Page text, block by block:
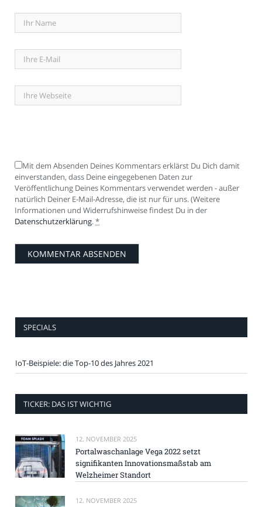
Mit dem Absenden Deines Kommentars erklärst Du Dich damit
einverstanden, dass Deine eingegebenen Daten zur
Veröffentlichung Deines Kommentars verwendet werden - außer
natürlich Deiner E-Mail-Adresse, die ist nur für uns. (Weitere
Informationen und Widerrufshinweise findest Du in der
Datenschutzerklärung.*
SPECIALS
IoT-Beispiele: die Top-10 des Jahres 2021
TICKER: DAS IST WICHTIG
12. NOVEMBER 2025
Portalwaschanlage Vega 2022 setzt
signifikanten Innovationsmaßstab am
Welzheimer Standort
12. NOVEMBER 2025